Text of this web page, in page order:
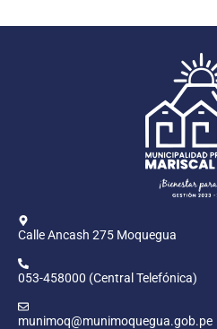
Calle Ancash 275 Moquegua
053-458000 (Central Telefónica)
munimoq@munimoquegua.gob.pe